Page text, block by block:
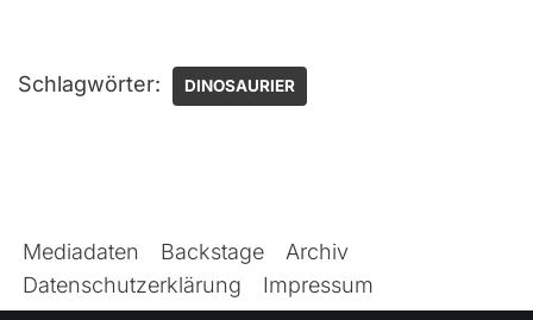
Schlagwörter: DINOSAURIER
Mediadaten Backstage
Archiv
Datenschutzerklärung
Impressum